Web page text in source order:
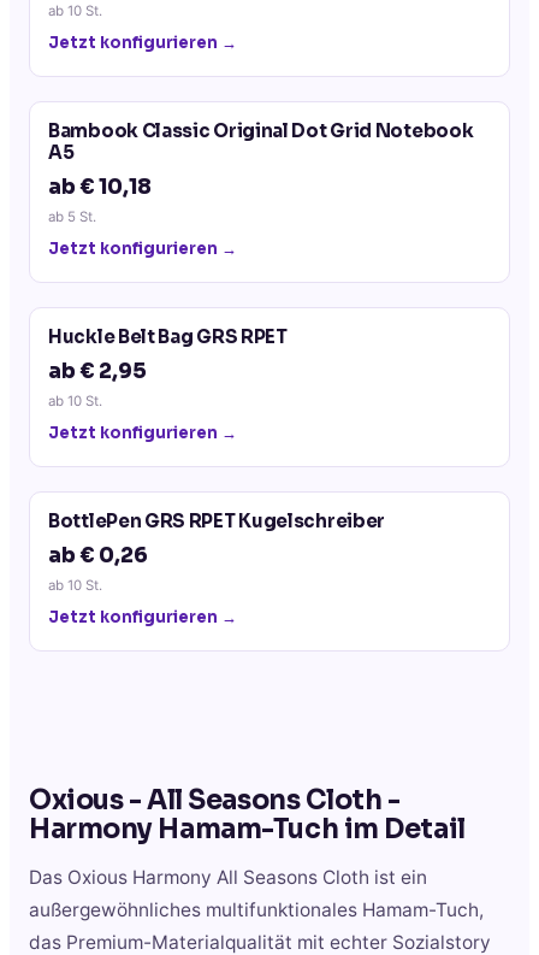
ab 10 St.
Jetzt konfigurieren →
Bambook Classic Original Dot Grid Notebook
A5
ab € 10,18
ab 5 St.
Jetzt konfigurieren →
Huckle Belt Bag GRS RPET
ab € 2,95
ab 10 St.
Jetzt konfigurieren →
BottlePen GRS RPET Kugelschreiber
ab € 0,26
ab 10 St.
Jetzt konfigurieren →
Oxious - All Seasons Cloth -
Harmony Hamam-Tuch im Detail
Das Oxious Harmony All Seasons Cloth ist ein
außergewöhnliches multifunktionales Hamam-Tuch,
das Premium-Materialqualität mit echter Sozialstory